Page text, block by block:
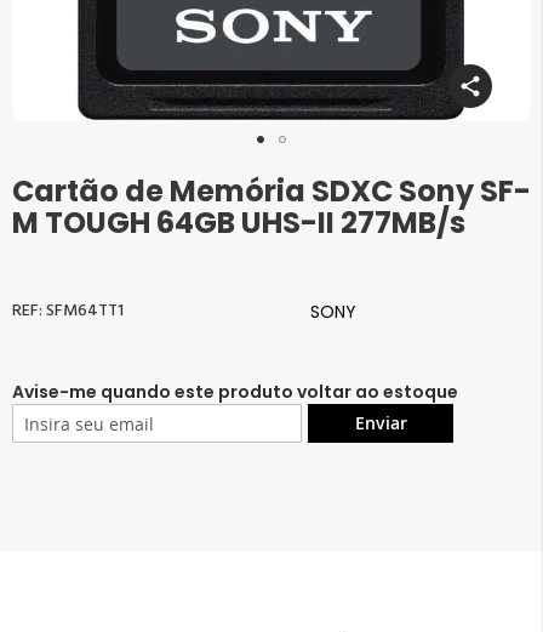
Cartão de Memória SDXC Sony SF-
M TOUGH 64GB UHS-II 277MB/s
SFM64TT1 SONY
Avise-me quando este produto voltar ao estoque
Enviar
Saltar
para
o
Galeria